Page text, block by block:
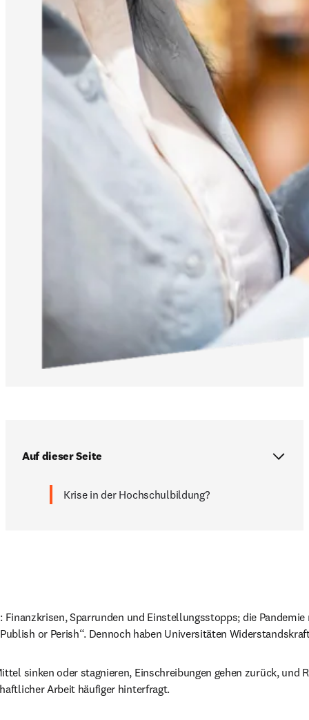
Auf dieser Seite
Krise in der Hochschulbildung?
Sparrunden und Einstellungsstopps; die
or Perish“. Dennoch haben Universitäten
sinken oder stagnieren, Einschreibungen gehen zurück, und
Arbeit häufiger hinterfragt.